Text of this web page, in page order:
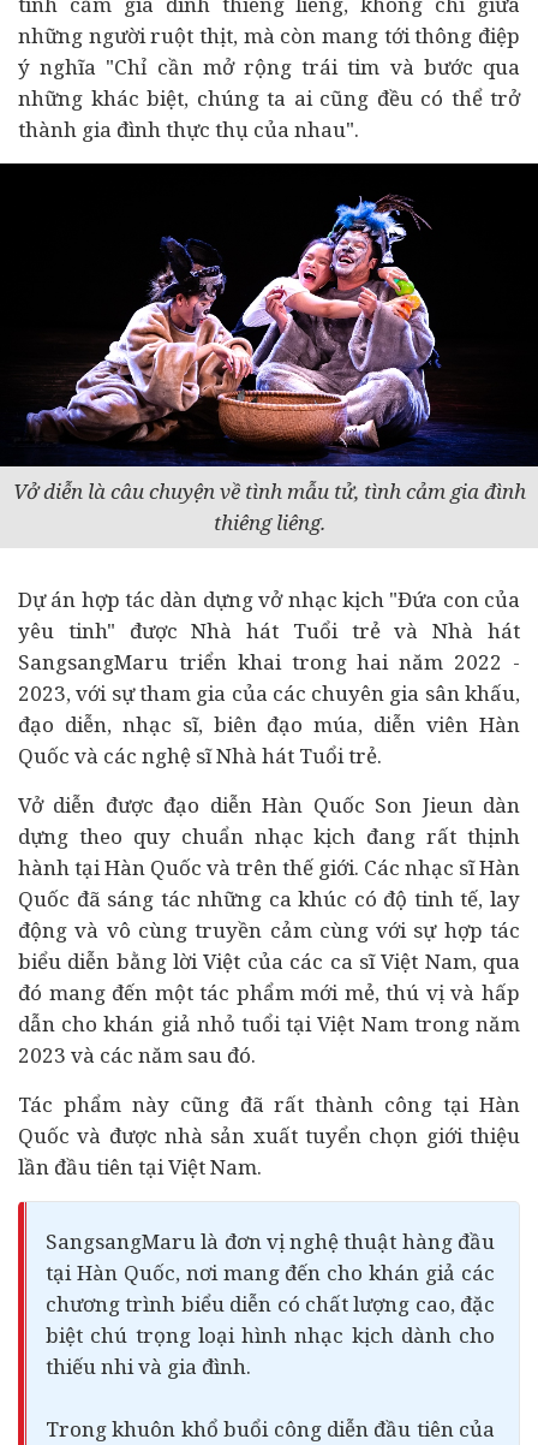
những người ruột thịt, mà còn mang tới thông điệp
ý nghĩa "Chỉ cần mở rộng trái tim và bước qua
những khác biệt, chúng ta ai cũng đều có thể trở
thành gia đình thực thụ của nhau".
Vở diễn là câu chuyện về tình mẫu tử, tình cảm gia đình
thiêng liêng.
Dự án hợp tác dàn dựng vở nhạc kịch "Đứa con của
yêu tinh" được Nhà hát Tuổi trẻ và Nhà hát
SangsangMaru triển khai trong hai năm 2022 -
2023, với sự tham gia của các chuyên gia sân khấu,
đạo diễn, nhạc sĩ, biên đạo múa, diễn viên Hàn
Quốc và các nghệ sĩ Nhà hát Tuổi trẻ.
Vở diễn được đạo diễn Hàn Quốc Son Jieun dàn
dựng theo quy chuẩn nhạc kịch đang rất thịnh
hành tại Hàn Quốc và trên thế giới. Các nhạc sĩ Hàn
Quốc đã sáng tác những ca khúc có độ tinh tế, lay
động và vô cùng truyền cảm cùng với sự hợp tác
biểu diễn bằng lời Việt của các ca sĩ Việt Nam, qua
đó mang đến một tác phẩm mới mẻ, thú vị và hấp
dẫn cho khán giả nhỏ tuổi tại Việt Nam trong năm
2023 và các năm sau đó.
Tác phẩm này cũng đã rất thành công tại Hàn
Quốc và được nhà sản xuất tuyển chọn giới thiệu
lần đầu tiên tại Việt Nam.
SangsangMaru là đơn vị nghệ thuật hàng đầu
tại Hàn Quốc, nơi mang đến cho khán giả các
chương trình biểu diễn có chất lượng cao, đặc
biệt chú trọng loại hình nhạc kịch dành cho
thiếu nhi và gia đình.
Trong khuôn khổ buổi công diễn đầu tiên của